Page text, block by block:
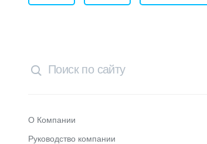
О Компании
Руководство компании